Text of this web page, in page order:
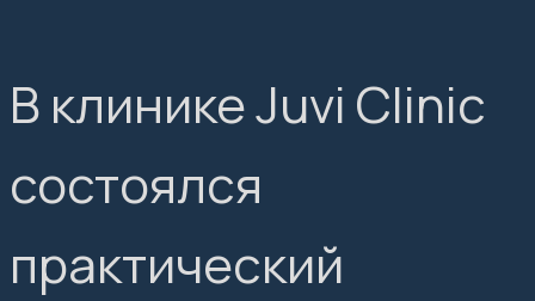
В клинике Juvi Clinic
состоялся
практический